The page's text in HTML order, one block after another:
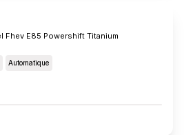
Fhev E85 Powershift Titanium
Automatique